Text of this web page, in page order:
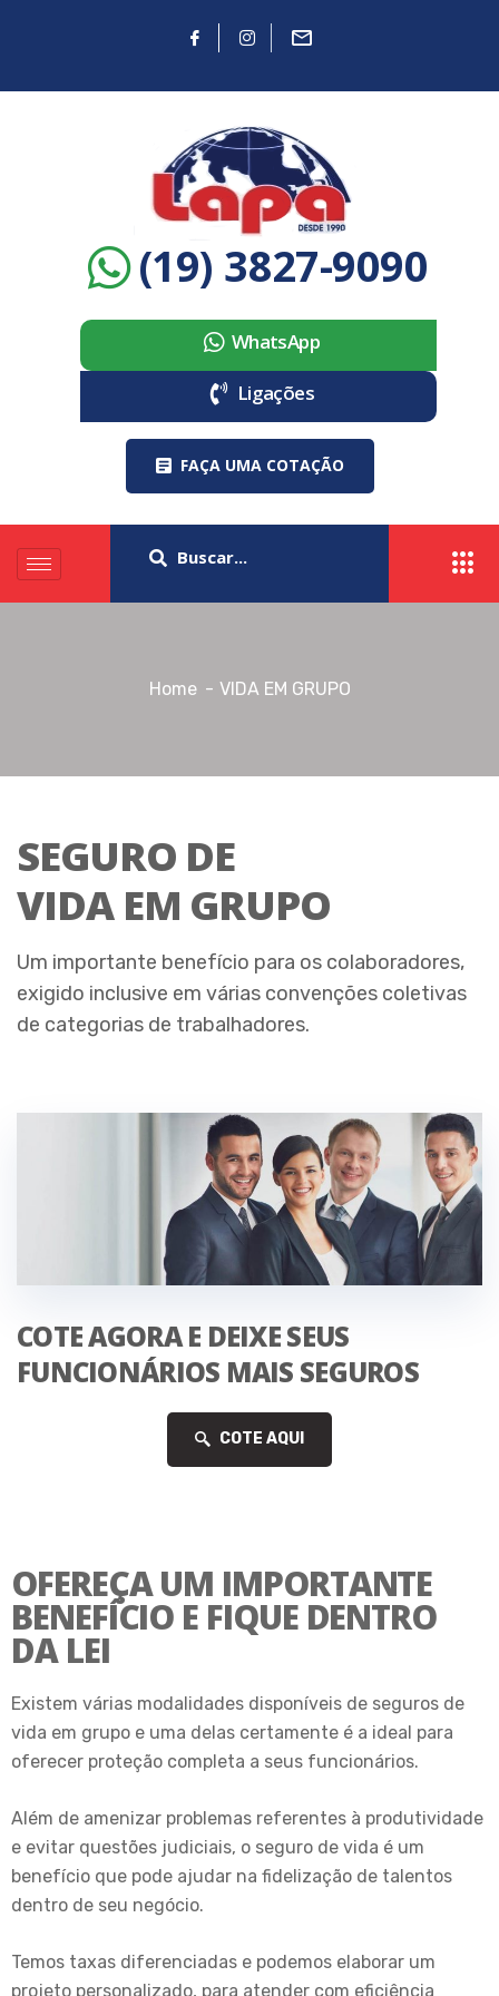
(19) 3827-9090
WhatsApp
Ligações
FAÇA UMA COTAÇÃO
Home VIDA EM GRUPO
SEGURO DE
VIDA EM GRUPO
Um importante benefício para os colaboradores,
exigido inclusive em várias convenções coletivas
de categorias de trabalhadores.
COTE AGORA E DEIXE SEUS
FUNCIONÁRIOS MAIS SEGUROS
COTE AQUI
OFEREÇA UM IMPORTANTE
BENEFÍCIO E FIQUE DENTRO
DA LEI
Existem várias modalidades disponíveis de seguros de
vida em grupo e uma delas certamente é a ideal para
oferecer proteção completa a seus funcionários.
Além de amenizar problemas referentes à produtividade
e evitar questões judiciais, o seguro de vida é um
benefício que pode ajudar na fidelização de talentos
dentro de seu negócio.
Temos taxas diferenciadas e podemos elaborar um
projeto personalizado, para atender com eficiência